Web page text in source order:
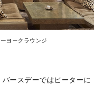
ヨークラウンジ
ースデーではピーターに